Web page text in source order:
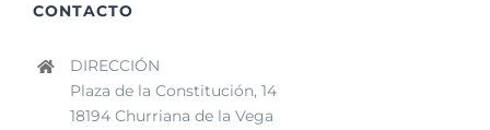
CONTACTO
DIRECCIÓN
Plaza de la Constitución, 14
18194 Churriana de la Vega